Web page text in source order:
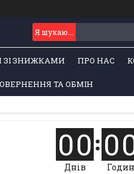
ЗІ ЗНИЖКАМИ ПРО НАС
ТА ОБМІН
00
Днів
0
Годин